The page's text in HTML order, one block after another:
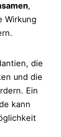
,
Wirkung
die
und die
Ein
kann